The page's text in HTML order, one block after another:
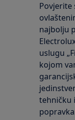
Povjerite
najbolju
uslugu
kojom
tehničku